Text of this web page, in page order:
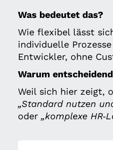
Was bedeutet das?
Wie flexibel lässt
individuelle
Entwickler, ohne
Warum
Weil sich hier zeigt,
„Standard nutzen
oder „komplexe